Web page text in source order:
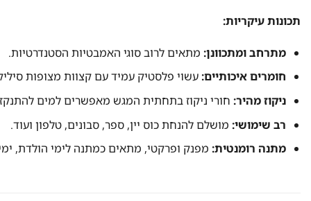
תכונות עיקריות:
מתרחב ומתכוונן:מתאים לרוב סוגי האמבטיות הסטנדרטיות.
חומרים איכותיים:עשוי פלסטיק עמיד עם קצוות מצופות
ניקוז מהיר:חורי ניקוז בתחתית המגש מאפשרים למים
רב שימושי:מושלם להנחת כוס יין, ספר, סבונים, טלפון ועוד.
מתנה רומנטית:מפנק ופרקטי, מתאים כמתנה לימי הולדת,